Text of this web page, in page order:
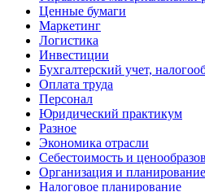
Ценные бумаги
Маркетинг
Логистика
Инвестиции
Бухгалтерский учет,
Оплата труда
Персонал
Юридический практикум
Разное
Экономика отрасли
Себестоимость и
Организация и
Налоговое планирование